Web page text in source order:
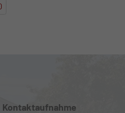
Kontaktaufnahme